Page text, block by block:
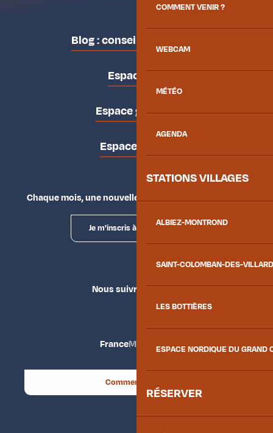
COMMENT VENIR ?
WEBCAM
MÉTÉO
AGENDA
STATIONS VILLAGES
ALBIEZ-MONTROND
SAINT-COLOMBAN-DES-
LES BOTTIÈRES
ESPACE NORDIQUE DU GRAND
RÉSERVER
Blog : conseils des locaux
Espace pro
Espace groupes
Espace presse
Chaque mois, une nouvelle façon d'explorer la vallée.
Je m'inscris à la newsletter
Nous suivre
FranceMaurienne
Comment venir ?